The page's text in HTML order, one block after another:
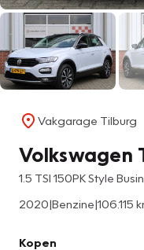
Vakgarage Tilburg
Volkswagen
1.5 TSI 150PK Style
2020|Benzine|106.115
Kopen